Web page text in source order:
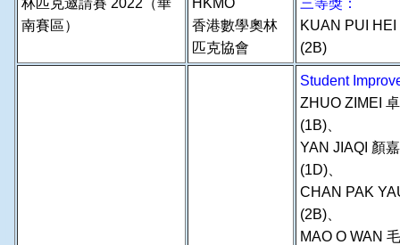
林匹克邀請賽 2022（華
南賽區）
HKMO
香港數學奧林
匹克協會
三等獎：
KUAN PUI
(2B)
Student
ZHUO ZIMEI
(1B)、
YAN JIAQI 顏
(1D)、
CHAN PAK
(2B)、
MAO O WAN